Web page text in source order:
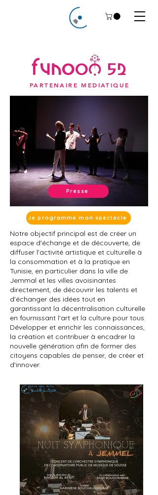
PARTENAIRE MEDIATIQUE
Presse
Je programme mon spectacle
Notre objectif principal est de créer un
espace d'échange et de découverte, de
diffuser l'activité artistique et culturelle à
la consommation et à la pratique en
Tunisie, en particulier dans la ville de
Jemmal et les villes avoisinantes
directement, de découvrir les talents et
d'échanger des idées tout en
garantissant la décentralisation culturelle
en fournissant l'art et la culture pour tous.
Développer et enrichir les connaissances,
la création et contribuer à encadrer la
nouvelle génération afin de former des
citoyens capables de penser, de créer et
d'innover.